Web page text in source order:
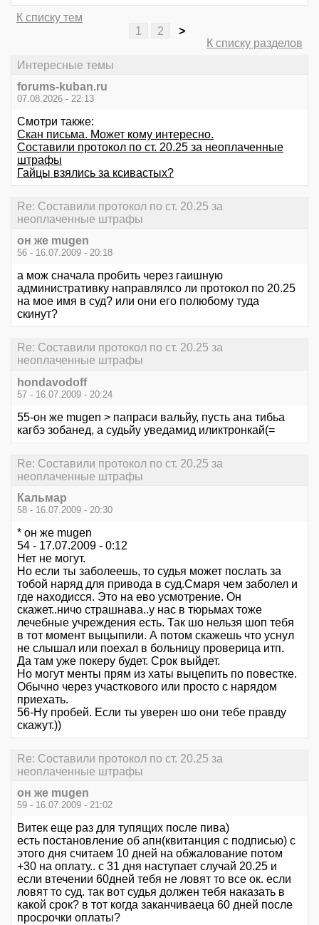
К списку тем
1
2
>
К списку разделов
Интересные темы
forums-kuban.ru
07.08.2026 - 22:13
Смотри также:
Скан письма. Может кому интересно.
Составили протокол по ст. 20.25 за неоплаченные
штрафы
Гайцы взялись за ксивастых?
Re: Составили протокол по ст. 20.25 за
неоплаченные штрафы
он же mugen
56 - 16.07.2009 - 20:18
а мож сначала пробить через гаишную
административку направлялсо ли протокол по 20.25
на мое имя в суд? или они его полюбому туда
скинут?
Re: Составили протокол по ст. 20.25 за
неоплаченные штрафы
hondavodoff
57 - 16.07.2009 - 20:24
55-он же mugen > папраси вальйу, пусть ана тибьа
кагбэ зобанед, а судьйу уведамид иликтронкай(=
Re: Составили протокол по ст. 20.25 за
неоплаченные штрафы
Кальмар
58 - 16.07.2009 - 20:30
* он же mugen
54 - 17.07.2009 - 0:12
Нет не могут.
Но если ты заболеешь, то судья может послать за
тобой наряд для привода в суд.Смаря чем заболел и
где находисся. Это на ево усмотрение. Он
скажет..ничо страшнава..у нас в тюрьмах тоже
лечебные учреждения есть. Так шо нельзя шоп тебя
в тот момент выцыпили. А потом скажешь что уснул
не слышал или поехал в больницу проверица итп.
Да там уже покеру будет. Срок выйдет.
Но могут менты прям из хаты выцепить по повестке.
Обычно через участкового или просто с нарядом
приехать.
56-Ну пробей. Если ты уверен шо они тебе правду
скажут.))
Re: Составили протокол по ст. 20.25 за
неоплаченные штрафы
он же mugen
59 - 16.07.2009 - 21:02
Витек еще раз для тупящих после пива)
есть постановление об апн(квитанция с подписью) с
этого дня считаем 10 дней на обжалование потом
+30 на оплату.. с 31 дня наступает случай 20.25 и
если втечении 60дней тебя не ловят то все ок. если
ловят то суд. так вот судья должен тебя наказать в
какой срок? в тот когда заканчиваеца 60 дней после
просрочки оплаты?